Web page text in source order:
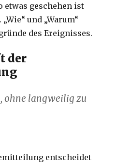
etwas geschehen ist
und „Warum“
des Ereignisses.
der
ohne langweilig zu
entscheidet